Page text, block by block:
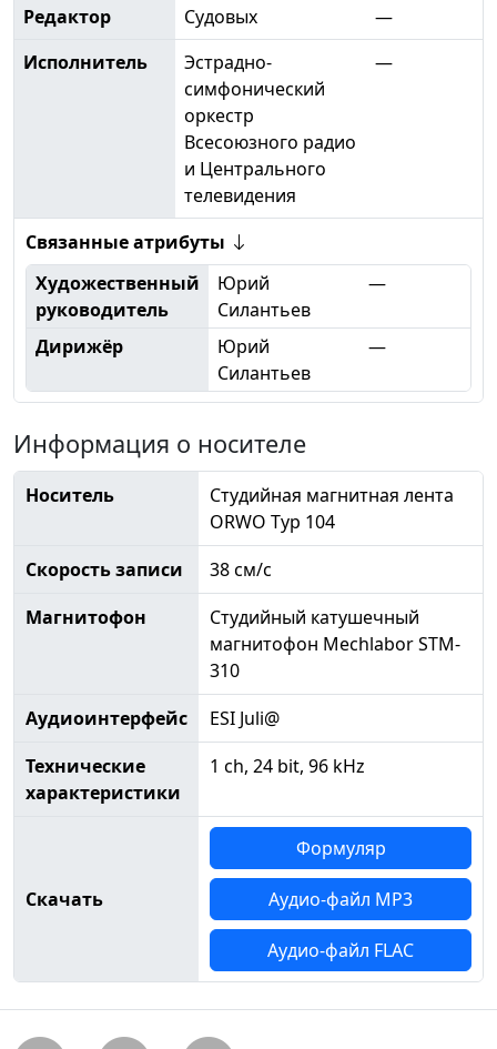
Редактор
Судовых
—
Исполнитель
Эстрадно-
симфонический
оркестр
Всесоюзного радио
и Центрального
телевидения
—
Связанные атрибуты
Художественный
руководитель
Юрий
Силантьев
—
Дирижёр
Юрий
Силантьев
—
Информация о носителе
Носитель
Студийная магнитная лента
ORWO Typ 104
Скорость записи
38 см/с
Магнитофон
Студийный катушечный
магнитофон Mechlabor STM-
310
Аудиоинтерфейс
ESI Juli@
Технические
характеристики
1 ch, 24 bit, 96 kHz
Скачать
Формуляр
Аудио-файл MP3
Аудио-файл FLAC